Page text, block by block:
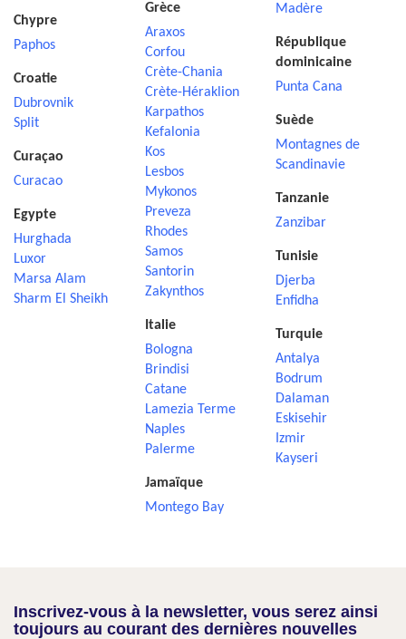
Chypre
Paphos
Croatie
Dubrovnik
Split
Curaçao
Curacao
Egypte
Hurghada
Luxor
Marsa Alam
Sharm El Sheikh
Grèce
Araxos
Corfou
Crète-Chania
Crète-Héraklion
Karpathos
Kefalonia
Kos
Lesbos
Mykonos
Preveza
Rhodes
Samos
Santorin
Zakynthos
Italie
Bologna
Brindisi
Catane
Lamezia Terme
Naples
Palerme
Jamaïque
Montego Bay
Madère
République
dominicaine
Punta Cana
Suède
Montagnes de
Scandinavie
Tanzanie
Zanzibar
Tunisie
Djerba
Enfidha
Turquie
Antalya
Bodrum
Dalaman
Eskisehir
Izmir
Kayseri
Inscrivez-vous à la newsletter, vous serez ainsi
toujours au courant des dernières nouvelles